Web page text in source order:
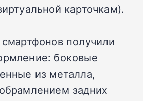
карточкам).
получили
боковые
из металла,
задних